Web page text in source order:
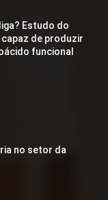
Estudo do
de produzir
funcional
no setor da